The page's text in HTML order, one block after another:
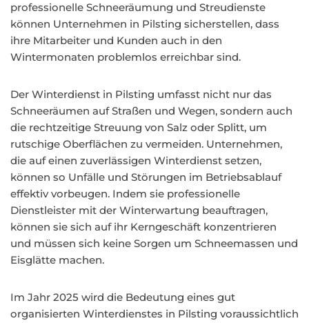
professionelle Schneeräumung und Streudienste
können Unternehmen in Pilsting sicherstellen, dass
ihre Mitarbeiter und Kunden auch in den
Wintermonaten problemlos erreichbar sind.
Der Winterdienst in Pilsting umfasst nicht nur das
Schneeräumen auf Straßen und Wegen, sondern auch
die rechtzeitige Streuung von Salz oder Splitt, um
rutschige Oberflächen zu vermeiden. Unternehmen,
die auf einen zuverlässigen Winterdienst setzen,
können so Unfälle und Störungen im Betriebsablauf
effektiv vorbeugen. Indem sie professionelle
Dienstleister mit der Winterwartung beauftragen,
können sie sich auf ihr Kerngeschäft konzentrieren
und müssen sich keine Sorgen um Schneemassen und
Eisglätte machen.
Im Jahr 2025 wird die Bedeutung eines gut
organisierten Winterdienstes in Pilsting voraussichtlich